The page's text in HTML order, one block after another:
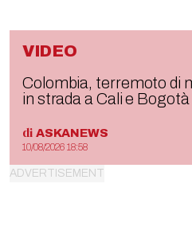
VIDEO
Colombia, terremoto di
in strada a Cali e Bogotà
di ASKANEWS
10/08/2026 18:58